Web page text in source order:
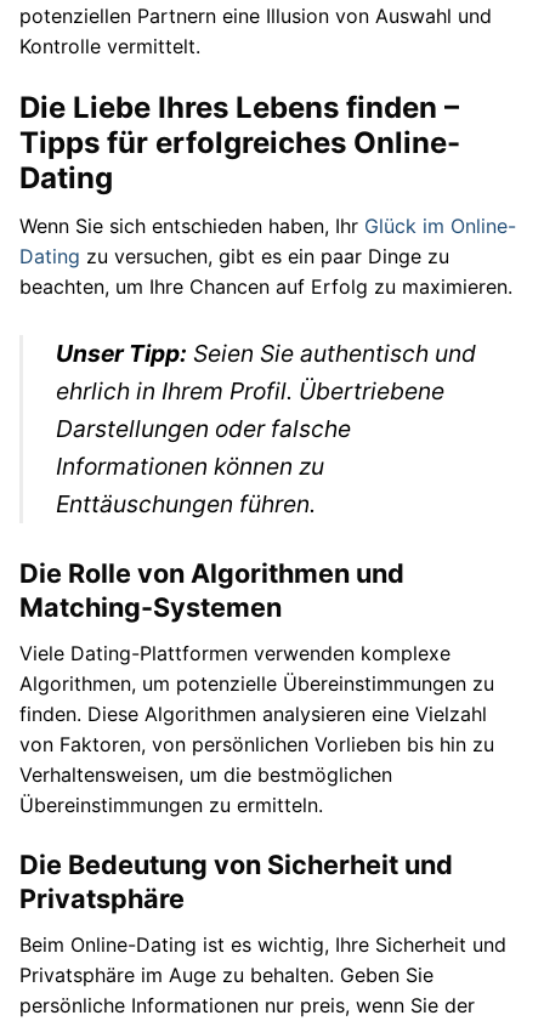
potenziellen Partnern eine Illusion von Auswahl und
Kontrolle vermittelt.
Die Liebe Ihres Lebens finden –
Tipps für erfolgreiches Online-
Dating
Wenn Sie sich entschieden haben, Ihr Glück im Online-
Dating zu versuchen, gibt es ein paar Dinge zu
beachten, um Ihre Chancen auf Erfolg zu maximieren.
Unser Tipp: Seien Sie authentisch und
ehrlich in Ihrem Profil. Übertriebene
Darstellungen oder falsche
Informationen können zu
Enttäuschungen führen.
Die Rolle von Algorithmen und
Matching-Systemen
Viele Dating-Plattformen verwenden komplexe
Algorithmen, um potenzielle Übereinstimmungen zu
finden. Diese Algorithmen analysieren eine Vielzahl
von Faktoren, von persönlichen Vorlieben bis hin zu
Verhaltensweisen, um die bestmöglichen
Übereinstimmungen zu ermitteln.
Die Bedeutung von Sicherheit und
Privatsphäre
Beim Online-Dating ist es wichtig, Ihre Sicherheit und
Privatsphäre im Auge zu behalten. Geben Sie
persönliche Informationen nur preis, wenn Sie der